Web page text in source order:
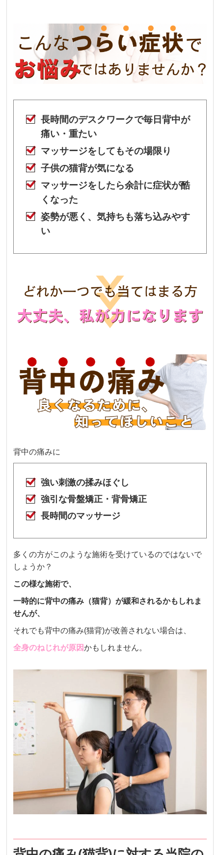
長時間のデスクワークで毎日背中が
痛い・重たい
マッサージをしてもその場限り
子供の猫背が気になる
マッサージをしたら余計に症状が酷
くなった
姿勢が悪く、気持ちも落ち込みやす
い
背中の痛みに
強い刺激の揉みほぐし
強引な骨盤矯正・背骨矯正
長時間のマッサージ
多くの方がこのような施術を受けているのではないで
しょうか？
この様な施術で、
一時的に背中の痛み（猫背）が緩和されるかもしれま
せんが、
それでも背中の痛み(猫背)が改善されない場合は、
全身のねじれが原因かもしれません。